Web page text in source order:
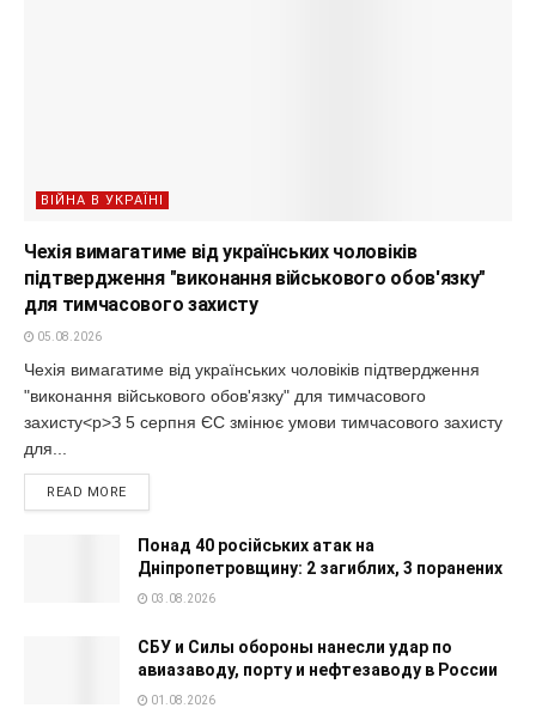
ВІЙНА В УКРАЇНІ
Чехія вимагатиме від українських чоловіків
підтвердження "виконання військового обов'язку"
для тимчасового захисту
05.08.2026
Чехія вимагатиме від українських чоловіків підтвердження
"виконання військового обов'язку" для тимчасового
захисту<p>З 5 серпня ЄС змінює умови тимчасового захисту
для...
READ MORE
Понад 40 російських атак на
Дніпропетровщину: 2 загиблих, 3 поранених
03.08.2026
СБУ и Силы обороны нанесли удар по
авиазаводу, порту и нефтезаводу в России
01.08.2026